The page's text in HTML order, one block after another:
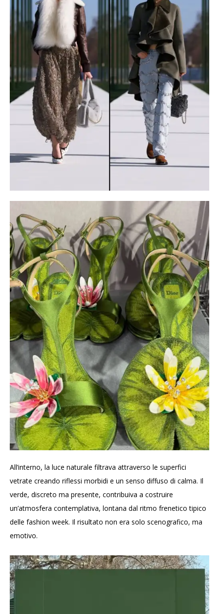
All’interno, la luce naturale filtrava attraverso le superfici
vetrate creando riflessi morbidi e un senso diffuso di calma. Il
verde, discreto ma presente, contribuiva a costruire
un’atmosfera contemplativa, lontana dal ritmo frenetico tipico
delle fashion week. Il risultato non era solo scenografico, ma
emotivo.